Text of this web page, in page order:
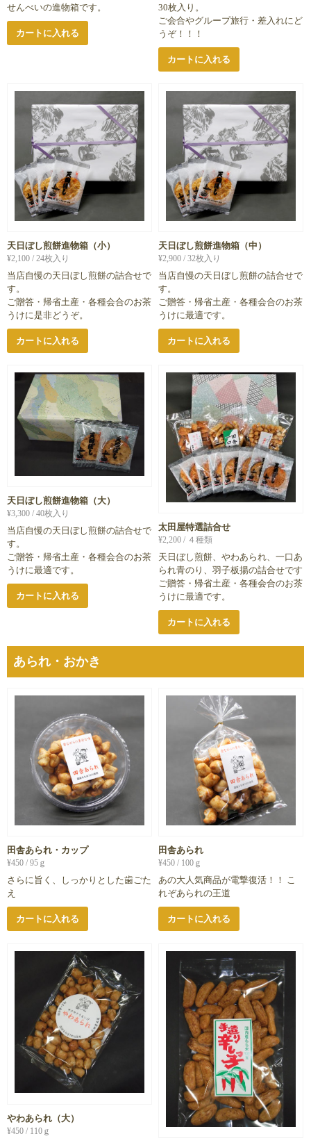
せんべいの進物箱です。
カートに入れる
30枚入り。
ご会合やグループ旅行・差入れにど
うぞ！！！
カートに入れる
天日ぼし煎餅進物箱（小）
¥2,100 / 24枚入り
当店自慢の天日ぼし煎餅の詰合せで
す。
ご贈答・帰省土産・各種会合のお茶
うけに是非どうぞ。
カートに入れる
天日ぼし煎餅進物箱（中）
¥2,900 / 32枚入り
当店自慢の天日ぼし煎餅の詰合せで
す。
ご贈答・帰省土産・各種会合のお茶
うけに最適です。
カートに入れる
天日ぼし煎餅進物箱（大）
¥3,300 / 40枚入り
当店自慢の天日ぼし煎餅の詰合せで
す。
ご贈答・帰省土産・各種会合のお茶
うけに最適です。
カートに入れる
太田屋特選詰合せ
¥2,200 / ４種類
天日ぼし煎餅、やわあられ、一口あ
られ青のり、羽子板揚の詰合せです
ご贈答・帰省土産・各種会合のお茶
うけに最適です。
カートに入れる
あられ・おかき
田舎あられ・カップ
¥450 / 95ｇ
さらに旨く、しっかりとした歯ごた
え
カートに入れる
田舎あられ
¥450 / 100ｇ
あの大人気商品が電撃復活！！ こ
れぞあられの王道
カートに入れる
やわあられ（大）
¥450 / 110ｇ